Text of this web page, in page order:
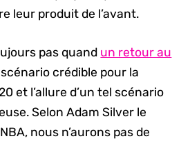
leur produit de l’avant.
pas quand un retour au
crédible pour la
et l’allure d’un tel scénario
Selon Adam Silver le
nous n’aurons pas de